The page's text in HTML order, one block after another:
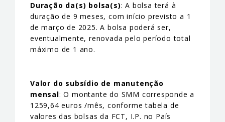
Duração da(s) bolsa(s): A bolsa terá à
duração de 9 meses, com início previsto a 1
de março de 2025. A bolsa poderá ser,
eventualmente, renovada pelo período total
máximo de 1 ano.
Valor do subsídio de manutenção
mensal: O montante do SMM corresponde a
1259,64 euros /mês, conforme tabela de
valores das bolsas da FCT, I.P. no País